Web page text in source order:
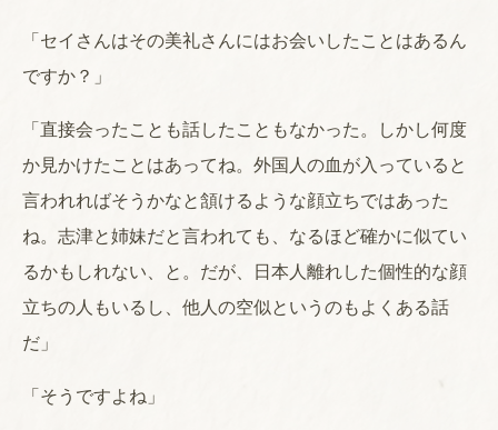
「セイさんはその美礼さんにはお会いしたことはあるん
ですか？」
「直接会ったことも話したこともなかった。しかし何度
か見かけたことはあってね。外国人の血が入っていると
言われればそうかなと頷けるような顔立ちではあった
ね。志津と姉妹だと言われても、なるほど確かに似てい
るかもしれない、と。だが、日本人離れした個性的な顔
立ちの人もいるし、他人の空似というのもよくある話
だ」
「そうですよね」